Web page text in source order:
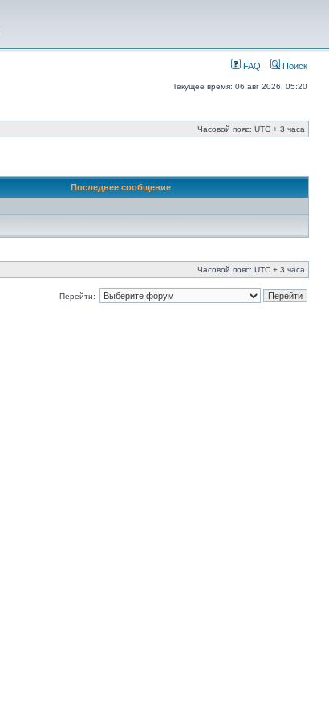
FAQ Поиск
Текущее время: 06 авг 2026, 05:20
Часовой пояс: UTC + 3 часа
Последнее сообщение
Часовой пояс: UTC + 3 часа
Перейти: